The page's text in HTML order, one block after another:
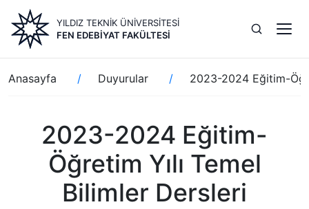
içeriğe
atla
YILDIZ TEKNİK ÜNİVERSİTESİ
FEN EDEBIYAT FAKÜLTESI
Sayfa
yolu
Anasayfa Duyurular 2023-2024 Eğitim-
2023-2024 Eğitim-
Öğretim Yılı Temel
Bilimler Dersleri